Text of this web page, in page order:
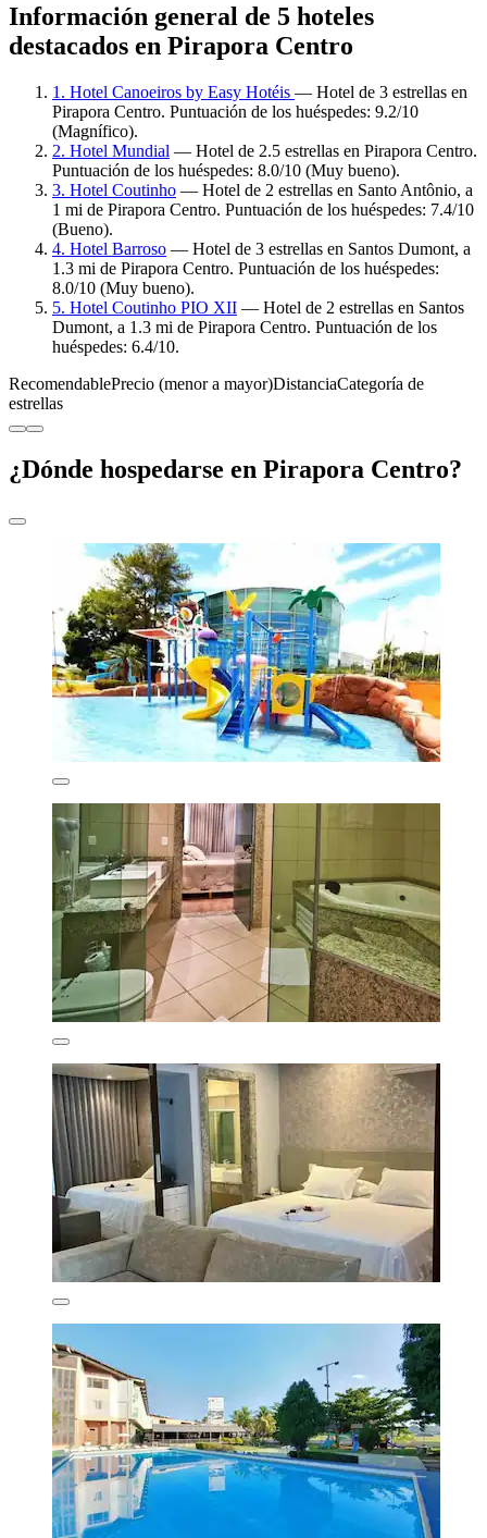
Información general de 5 hoteles
destacados en Pirapora Centro
1. Hotel Canoeiros by Easy Hotéis — Hotel de 3 estrellas en
Pirapora Centro. Puntuación de los huéspedes: 9.2/10
(Magnífico).
2. Hotel Mundial — Hotel de 2.5 estrellas en Pirapora Centro.
Puntuación de los huéspedes: 8.0/10 (Muy bueno).
3. Hotel Coutinho — Hotel de 2 estrellas en Santo Antônio, a
1 mi de Pirapora Centro. Puntuación de los huéspedes: 7.4/10
(Bueno).
4. Hotel Barroso — Hotel de 3 estrellas en Santos Dumont, a
1.3 mi de Pirapora Centro. Puntuación de los huéspedes:
8.0/10 (Muy bueno).
5. Hotel Coutinho PIO XII — Hotel de 2 estrellas en Santos
Dumont, a 1.3 mi de Pirapora Centro. Puntuación de los
huéspedes: 6.4/10.
RecomendablePrecio (menor a mayor)DistanciaCategoría de
estrellas
¿Dónde hospedarse en Pirapora Centro?